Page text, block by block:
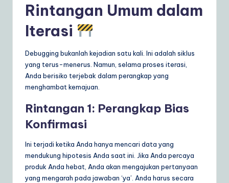
Rintangan Umum dalam
Iterasi
Debugging bukanlah kejadian satu kali. Ini adalah siklus
yang terus-menerus. Namun, selama proses iterasi,
Anda berisiko terjebak dalam perangkap yang
menghambat kemajuan.
Rintangan 1: Perangkap Bias
Konfirmasi
Ini terjadi ketika Anda hanya mencari data yang
mendukung hipotesis Anda saat ini. Jika Anda percaya
produk Anda hebat, Anda akan mengajukan pertanyaan
yang mengarah pada jawaban ‘ya’. Anda harus secara